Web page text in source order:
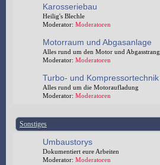
Karosseriebau
Heilig's Blechle
Moderator: Moderatoren
Motorraum und Abgasanlage
Alles rund um den Motor und Abgasstrang
Moderator: Moderatoren
Turbo- und Kompressortechnik
Alles rund um die Motoraufladung
Moderator: Moderatoren
Sonstiges
Umbaustorys
Dokumentiert eure Arbeiten
Moderator: Moderatoren